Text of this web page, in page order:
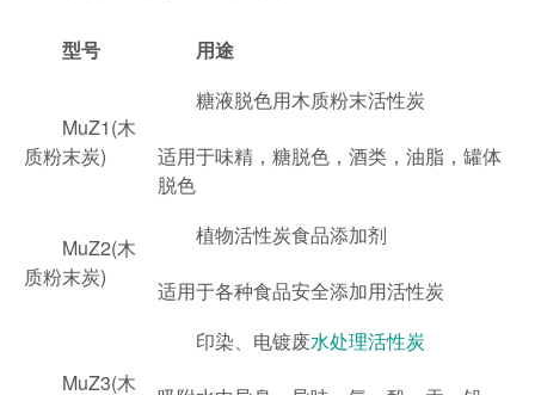
型号 用途
MuZ1(木
质粉末炭)
糖液脱色用木质粉末活性炭
适用于味精，糖脱色，酒类，油脂，罐体
脱色
MuZ2(木
质粉末炭)
植物活性炭食品添加剂
适用于各种食品安全添加用活性炭
MuZ3(木
印染、电镀废水处理活性炭